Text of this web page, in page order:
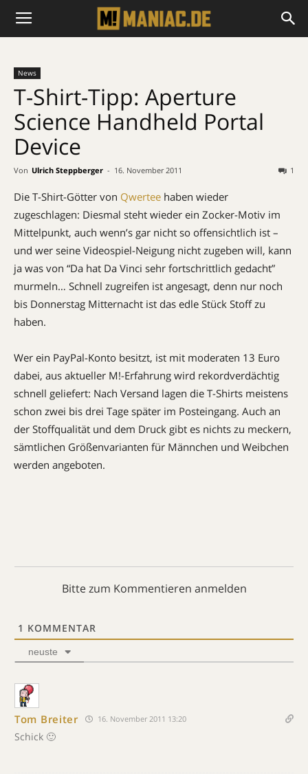
News
T-Shirt-Tipp: Aperture
Science Handheld Portal
Device
Von Ulrich Steppberger - 16. November 2011 1
Die T-Shirt-Götter von Qwertee haben wieder
zugeschlagen: Diesmal steht wieder ein Zocker-Motiv im
Mittelpunkt, auch wenn’s gar nicht so offensichtlich ist –
und wer seine Videospiel-Neigung nicht zugeben will, kann
ja was von “Da hat Da Vinci sehr fortschrittlich gedacht”
murmeln… Schnell zugreifen ist angesagt, denn nur noch
bis Donnerstag Mitternacht ist das edle Stück Stoff zu
haben.
Wer ein PayPal-Konto besitzt, ist mit moderaten 13 Euro
dabei, aus aktueller M!-Erfahrung wird rekordverdächtig
schnell geliefert: Nach Versand lagen die T-Shirts meistens
schon zwei bis drei Tage später im Posteingang. Auch an
der Stoffqualität und dem Druck gibt es nichts zu meckern,
sämtlichen Größenvarianten für Männchen und Weibchen
werden angeboten.
Bitte zum Kommentieren anmelden
1 KOMMENTAR
neuste
Tom Breiter 16. November 2011 13:20
Schick 🙂